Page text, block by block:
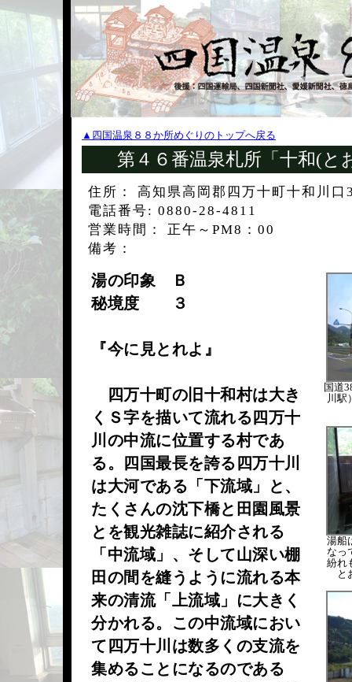
▲四国温泉８８か所めぐりのトップへ戻る
第４６番温泉札所「十和(と
住所： 高知県高岡郡四万十町十和川
電話番号: 0880-28-4811
営業時間： 正午～PM8：00
備考：
湯の印象 Ｂ
秘境度 ３
『今に見とれよ』
四万十町の旧十和村は大き
くＳ字を描いて流れる四万十
川の中流に位置する村であ
る。四国最長を誇る四万十川
は大河である「下流域」と、
たくさんの沈下橋と田園風景
とを観光雑誌に紹介される
「中流域」、そして山深い棚
田の間を縫うように流れる本
来の清流「上流域」に大きく
分かれる。この中流域におい
て四万十川は数多くの支流を
集めることになるのである
国道
川駅
湯船
なっ
紛れ
と